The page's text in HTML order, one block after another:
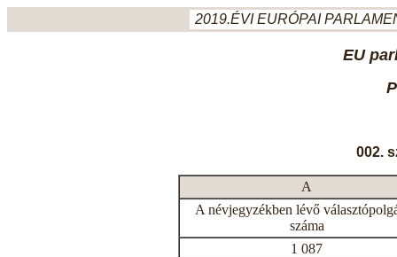
2019.ÉVI EURÓPAI
EU
002.
A
A névjegyzékben lévő
száma
1 087